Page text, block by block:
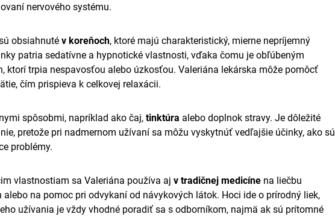
nervového systému.
obsiahnuté v koreňoch, ktoré majú charakteristický, mierne nepríjemný
patria sedatívne a hypnotické vlastnosti, vďaka čomu je obľúbeným
ktorí trpia nespavosťou alebo úzkosťou. Valeriána lekárska môže pomôcť
čím prispieva k celkovej relaxácii.
spôsobmi, napríklad ako čaj, tinktúra alebo doplnok stravy. Je dôležité
pretože pri nadmernom užívaní sa môžu vyskytnúť vedľajšie účinky, ako sú
problémy.
vlastnostiam sa Valeriána používa aj v tradičnej medicíne na liečbu
alebo na pomoc pri odvykaní od návykových látok. Hoci ide o prírodný liek,
užívania je vždy vhodné poradiť sa s odborníkom, najmä ak sú prítomné